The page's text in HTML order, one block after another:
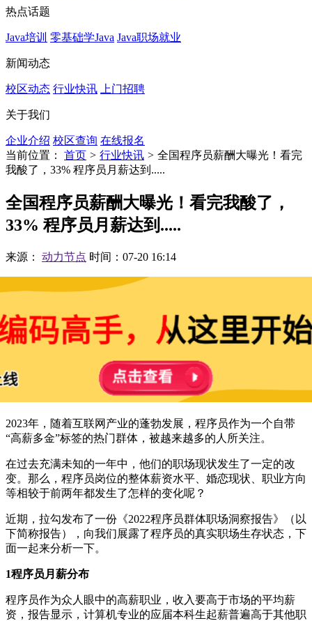
热点话题
Java培训 零基础学Java Java职场就业
新闻动态
校区动态 行业快讯 上门招聘
关于我们
企业介绍 校区查询 在线报名
当前位置：
首页 > 行业快讯 > 全国程序员薪酬大曝光！看完
我酸了，33% 程序员月薪达到.....
全国程序员薪酬大曝光！看完我酸了，
33% 程序员月薪达到.....
来源： 动力节点 时间：07-20 16:14
2023年，随着互联网产业的蓬勃发展，程序员作为一个自带
“高薪多金”标签的热门群体，被越来越多的人所关注。
在过去充满未知的一年中，他们的职场现状发生了一定的改
变。那么，程序员岗位的整体薪资水平、婚恋现状、职业方向
等相较于前两年都发生了怎样的变化呢？
近期，拉勾发布了一份《2022程序员群体职场洞察报告》（以
下简称报告），向我们展露了程序员的真实职场生存状态，下
面一起来分析一下。
1程序员月薪分布
程序员作为众人眼中的高薪职业，收入要高于市场的平均薪
资，报告显示，计算机专业的应届本科生起薪普遍高于其他职